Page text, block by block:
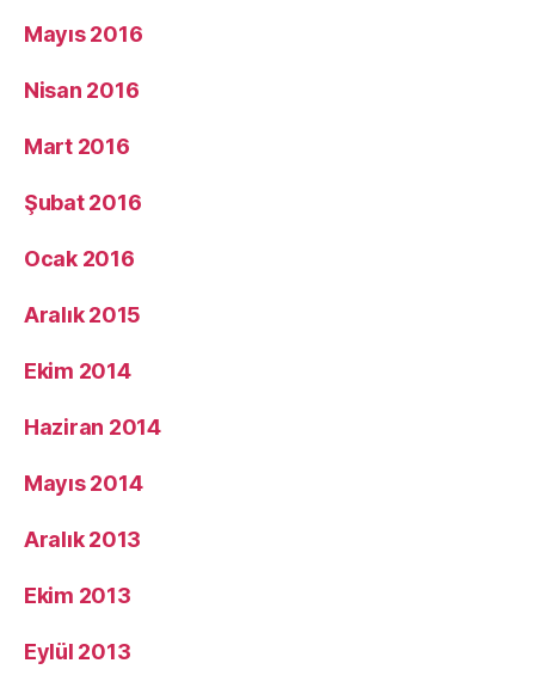
Mayıs 2016
Nisan 2016
Mart 2016
Şubat 2016
Ocak 2016
Aralık 2015
Ekim 2014
Haziran 2014
Mayıs 2014
Aralık 2013
Ekim 2013
Eylül 2013